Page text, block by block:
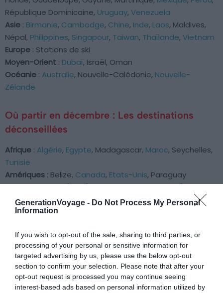
GenerationVoyage - Do Not Process My Personal
Information
If you wish to opt-out of the sale, sharing to third parties, or
processing of your personal or sensitive information for
targeted advertising by us, please use the below opt-out
section to confirm your selection. Please note that after your
opt-out request is processed you may continue seeing
interest-based ads based on personal information utilized by
République Dominicaine, Uruguay, Venezuela
Asie : Birmanie, Cambodge, Chine, Inde, Laos, Maldives,
Népal, Philippines, Singapour, Taiwan, Thaïlande, Vietnam
Europe : Stations de ski
Moyen-Orient : Dubaï, Israël, Oman
Océanie : Australie, Nouvelle-Calédonie, Nouvelle-
Zélande
Où partir en décembre : Les destinations
déconseillées
Afrique : Algérie, Egypte, Madagascar, Maroc, Seychelles,
Tunisie
Amériques : Belize, Canada, Etats-Unis, Paraguay
Asie:Bali,Chine(Nord),Corée du Sud,Malaisie(côte
est),Sri Lanka(nord-est), Tibet
Europe: Albanie,
Finlande,Grèce,Hongrie,Irlande,Islande,Italie,Lettonie
Lituanie, Malte, Monténégro, Norvège ,Pays-Bas ,Pologne
Portugal
République tchèque Roumanie Royaume-Uni
Russie(région de la mer Noire),Serbie,Slovaquie
Slovénie,Suède,Suisse,Turquie,Suisse,Ukraine